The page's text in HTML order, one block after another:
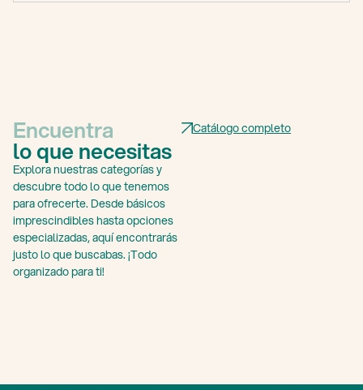
Encuentra
lo que necesitas
Explora nuestras categorías y
descubre todo lo que tenemos
para ofrecerte. Desde básicos
imprescindibles hasta opciones
especializadas, aquí encontrarás
justo lo que buscabas. ¡Todo
organizado para ti!
Catálogo completo